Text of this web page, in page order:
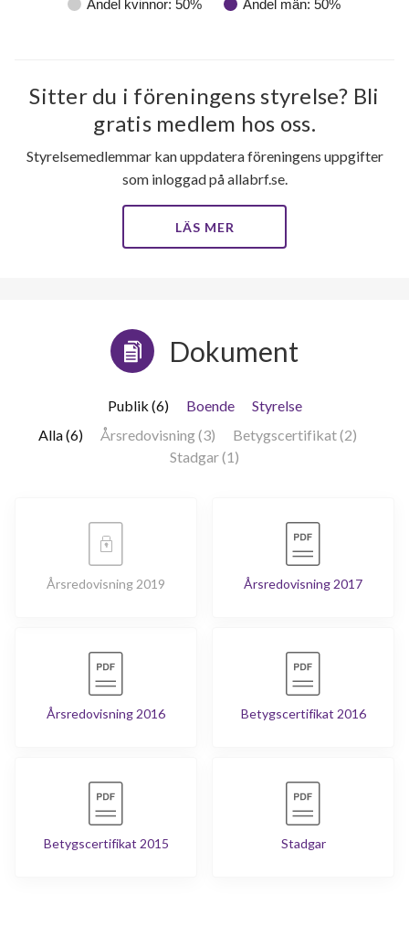
Andel kvinnor: 50% Andel män: 50%
Sitter du i föreningens styrelse? Bli
gratis medlem hos oss.
Styrelsemedlemmar kan uppdatera föreningens uppgifter
som inloggad på allabrf.se.
LÄS MER
Dokument
Publik (6) Boende
Styrelse
Alla (6)
Årsredovisning (3)
Betygscertifikat (2)
Stadgar (1)
Årsredovisning 2019 Årsredovisning 2017
Årsredovisning 2016 Betygscertifikat 2016
Betygscertifikat 2015 Stadgar